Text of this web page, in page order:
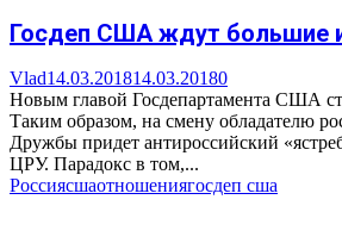
Госдеп США ждут большие
Vlad14.03.201814.03.20180
Новым главой Госдепартамента США
Таким образом, на смену обладателю
Дружбы придет антироссийский
ЦРУ. Парадокс в том,...
Россиясшаотношениягосдеп сша